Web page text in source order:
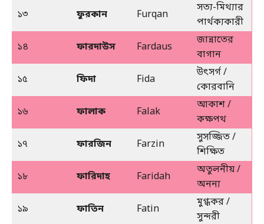
১৩
ফুরকান Furqan
সত্য-মিথ্যার
পার্থক্যকারী
১৪
ফারদাউস Fardaus
জান্নাতের
বাগান
১৫
ফিদা Fida
উৎসর্গ /
কোরবানি
১৬
ফালাক Falak
আকাশ /
কক্ষপথ
১৭
ফারজিন Farzin
সুসজ্জিত /
শিক্ষিত
১৮
ফারিদাহ Faridah
অতুলনীয় /
অনন্য
১৯
ফাতিন Fatin
মুগ্ধকর /
সুন্দরী